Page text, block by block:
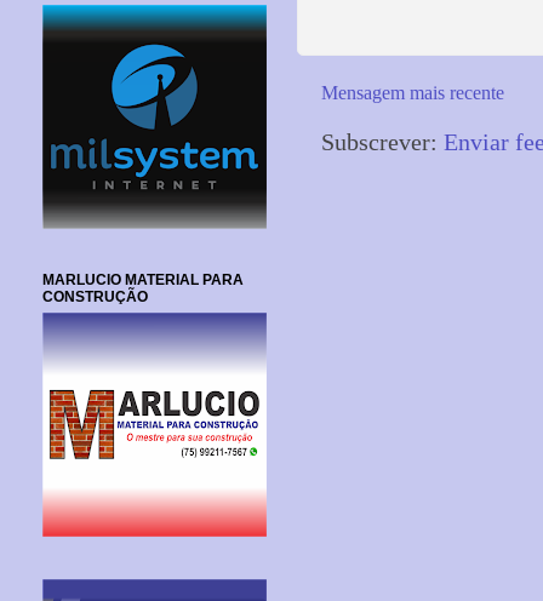
Mensagem mais recente
Subscrever: Enviar
MARLUCIO MATERIAL PARA
CONSTRUÇÃO